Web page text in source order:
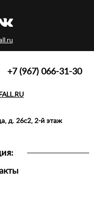
+7 (967) 066-31-30
д. 26с2, 2-й этаж